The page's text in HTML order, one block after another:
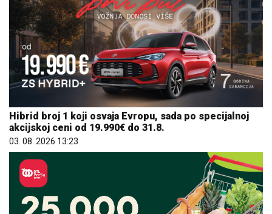
Hibrid broj 1 koji osvaja Evropu, sada po specijalnoj
akcijskoj ceni od 19.990€ do 31.8.
03. 08. 2026 13:23